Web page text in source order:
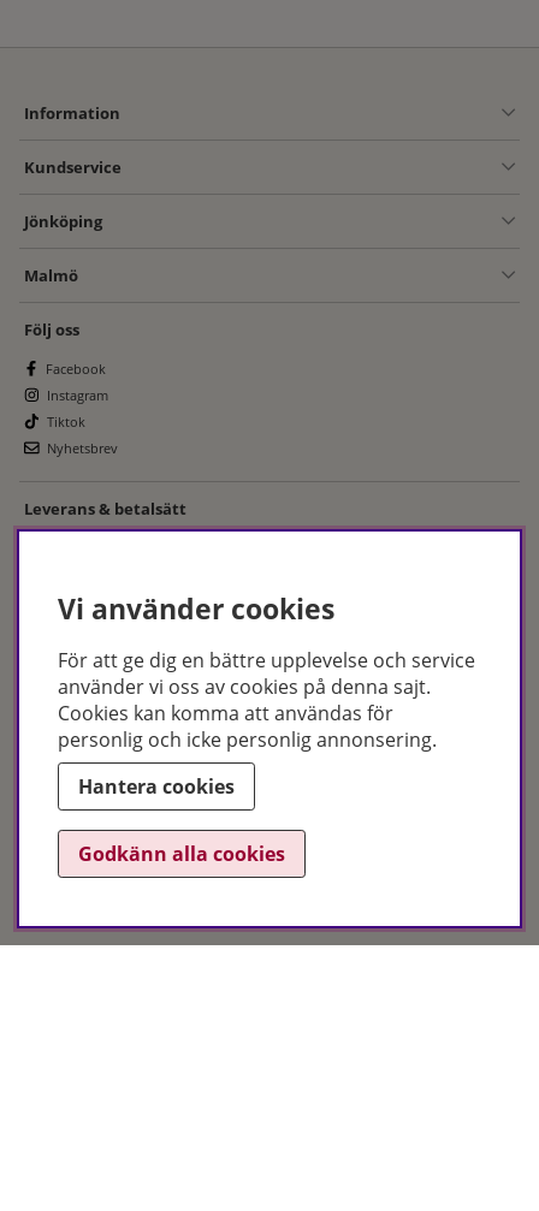
Information
Kundservice
Jönköping
Malmö
Följ oss
Facebook
Instagram
Tiktok
Nyhetsbrev
Leverans & betalsätt
Certifikat
Vi använder cookies
För att ge dig en bättre upplevelse och service
använder vi oss av cookies på denna sajt.
Cookies kan komma att användas för
personlig och icke personlig annonsering.
Hantera cookies
Godkänn alla cookies